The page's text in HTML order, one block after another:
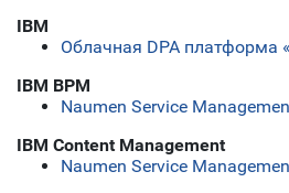
IBM
Облачная DPA платформа
IBM BPM
Naumen Service
IBM Content Management
Naumen Service